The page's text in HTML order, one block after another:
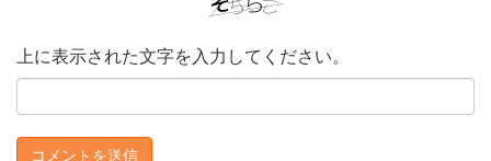
上に表示された文字を入力してください。